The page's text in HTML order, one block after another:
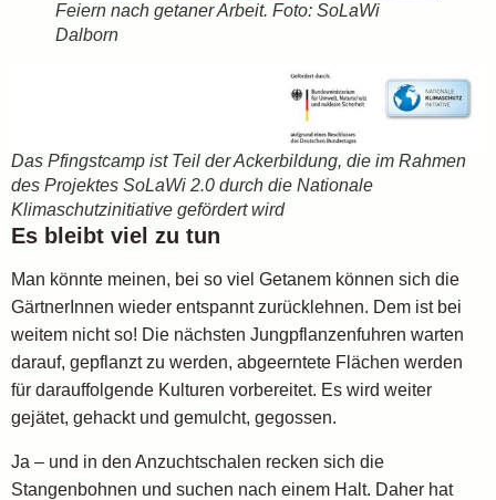
Feiern nach getaner Arbeit. Foto: SoLaWi
Dalborn
Das Pfingstcamp ist Teil der Ackerbildung, die im Rahmen
des Projektes SoLaWi 2.0 durch die Nationale
Klimaschutzinitiative gefördert wird
Es bleibt viel zu tun
Man könnte meinen, bei so viel Getanem können sich die
GärtnerInnen wieder entspannt zurücklehnen. Dem ist bei
weitem nicht so! Die nächsten Jungpflanzenfuhren warten
darauf, gepflanzt zu werden, abgeerntete Flächen werden
für darauffolgende Kulturen vorbereitet. Es wird weiter
gejätet, gehackt und gemulcht, gegossen.
Ja – und in den Anzuchtschalen recken sich die
Stangenbohnen und suchen nach einem Halt. Daher hat